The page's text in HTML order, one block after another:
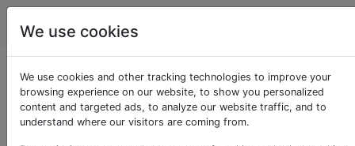
Android
Comment puis-je
récupérer les fichiers
We use cookies
We use cookies and other tracking technologies to improve your
browsing experience on our website, to show you personalized
content and targeted ads, to analyze our website traffic, and to
understand where our visitors are coming from.